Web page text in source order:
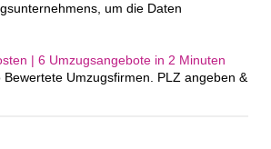
um die Daten
| 6 Umzugsangebote in 2 Minuten‎
Bewertete Umzugsfirmen. PLZ angeben &